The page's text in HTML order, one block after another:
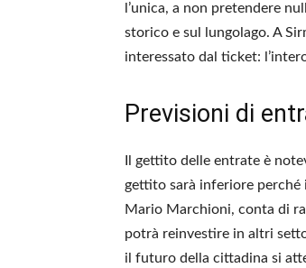
l’unica, a non pretendere
storico e sul lungolago. A
interessato dal ticket:
Previsioni di
Il gettito delle entrate è
gettito sarà inferiore perché
Mario Marchioni, conta di
potrà reinvestire in altri
il futuro della cittadina si